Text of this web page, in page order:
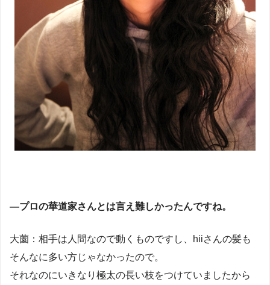
―プロの華道家さんとは言え難しかったんですね。
大薗：相手は人間なので動くものですし、hiiさんの髪も
そんなに多い方じゃなかったので。
それなのにいきなり極太の長い枝をつけていましたから